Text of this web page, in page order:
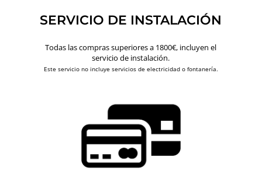
SERVICIO DE INSTALACIÓN
Todas las compras superiores a 1800€, incluyen el
servicio de instalación.
Este servicio no incluye servicios de electricidad o fontanería.